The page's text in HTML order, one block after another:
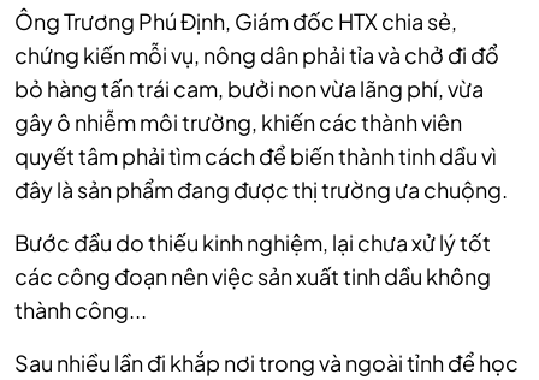
Ông Trương Phú Định, Giám đốc HTX chia sẻ,
chứng kiến mỗi vụ, nông dân phải tỉa và chở đi đổ
bỏ hàng tấn trái cam, bưởi non vừa lãng phí, vừa
gây ô nhiễm môi trường, khiến các thành viên
quyết tâm phải tìm cách để biến thành tinh dầu vì
đây là sản phẩm đang được thị trường ưa chuộng.
Bước đầu do thiếu kinh nghiệm, lại chưa xử lý tốt
các công đoạn nên việc sản xuất tinh dầu không
thành công...
Sau nhiều lần đi khắp nơi trong và ngoài tỉnh để học